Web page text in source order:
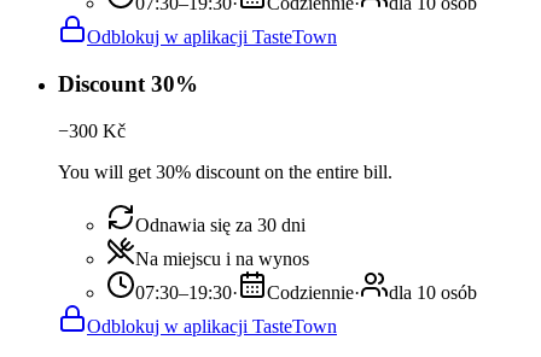
Odblokuj w aplikacji TasteTown
Discount 30%
−300 Kč
You will get 30% discount on the entire bill.
Odnawia się za 30 dni
Na miejscu i na wynos
07:30–19:30· Codziennie·
dla 10 osób
Odblokuj w aplikacji TasteTown